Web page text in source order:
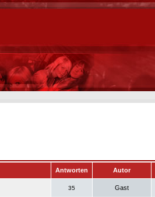
Antworten Autor
35 Gast